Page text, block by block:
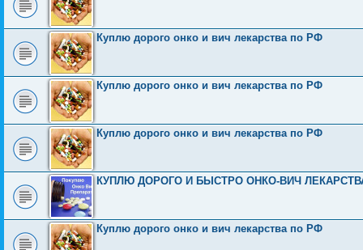
Куплю дорого онко и вич лекарства по РФ
Куплю дорого онко и вич лекарства по РФ
Куплю дорого онко и вич лекарства по РФ
КУПЛЮ ДОРОГО И БЫСТРО ОНКО-ВИЧ
Куплю дорого онко и вич лекарства по РФ